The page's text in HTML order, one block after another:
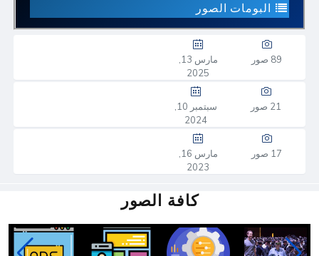
البومات الصور
89 صور
2025
21 صور
2024
17 صور
2023
كافة الصور